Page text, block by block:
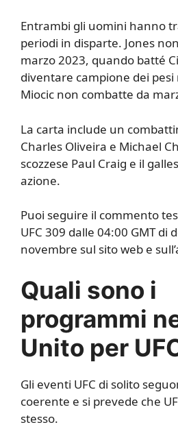
Entrambi gli uomini hanno
periodi in disparte. Jones
marzo 2023, quando batté
diventare campione dei
Miocic non combatte da
La carta include un
Charles Oliveira e Michael
scozzese Paul Craig e il
azione.
Puoi seguire il commento
UFC 309 dalle 04:00 GMT di
novembre sul sito web e
Quali sono i
programmi
Unito per
Gli eventi UFC di solito
coerente e si prevede che
stesso.